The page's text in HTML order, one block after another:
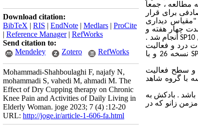
شرایط ورود به مطالعه ، جمعا
برای قرار
"مقیاس دیداری
چهار هفته و
SP10 انجام شد .
درد و فعالیت
نسخه 26 و با
و سطح فعالیت
با گروه شاهد
. بادکش به
زانو که در
Download citation:
BibTeX | RIS | EndNote | Medlars | ProCite
| Reference Manager| RefWorks
Send citation to:
Mendeley
Zotero RefWorks
Mohammadi-Shahboulaghi F, najafy N,
mohammadi S, vahedi M, ahmadi M. The
Effect of Dry Cupping therapy on Chronic
Knee Pain and Activities of Daily Living in
Elderly Woman. joge 2023; 7 (4) :12-20
URL: http://joge.ir/article-1-606-fa.html